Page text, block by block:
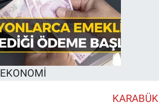
EKONOMİ
KARABÜK